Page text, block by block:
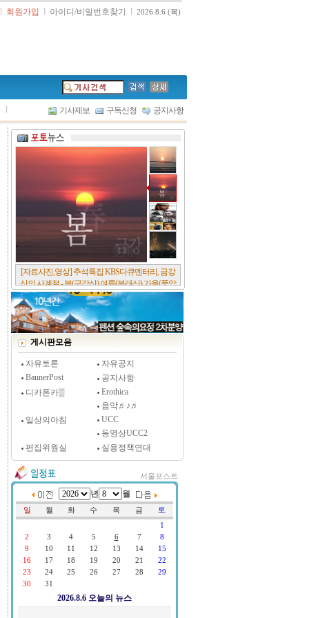
l 회원가입 l 아이디/비밀번호찾기 l 2026.8.6 (목)
l 기사제보 구독신청 공지사항
[서울포스트논단] 담배에 관한 추억, 연도별 우리
나라 금연정책 및 금연구역 확대 추이, 정부가 아
무리 더 해롭다고 사기를 쳐대도 피워 본 사람은
다 안다, 전자담배시장은 10년새 폭발적 증가세..
[시사저널 인터뷰] 윤방부 연세대 의대 명예교수,
"골초에게 전자담배를 허하라"
게시판모음
자유토론
자유공지
BannerPost
공지사항
디카폰카▒
Erothica
음악♬♪♬
일상의아침
UCC
동영상UCC2
편집위원실
실용정책연대
서울포스트